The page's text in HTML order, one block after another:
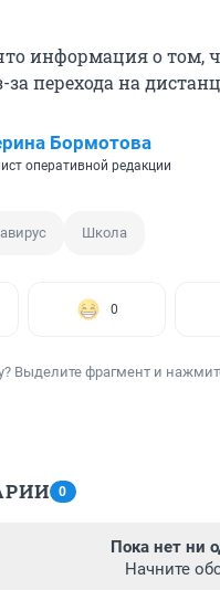
информация о том,
за перехода на
Бормотова
оперативной редакции
Школа
0
Выделите фрагмент и
0
Пока нет ни
Начните